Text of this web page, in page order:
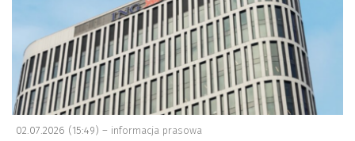
02.07.2026 (15:49) – informacja prasowa